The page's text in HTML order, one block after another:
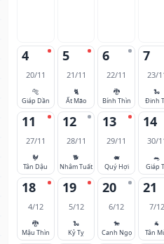
4
20/11
🐅
Giáp Dần
5
21/11
🐈
Ất Mão
6
22/11
🐉
Bính Thìn
7
23/
🐍
Đinh
11
27/11
🐓
Tân Dậu
12
28/11
🐕
Nhâm Tuất
13
29/11
🐖
Quý Hợi
14
30/
🐀
Giáp
18
4/12
🐉
Mậu Thìn
19
5/12
🐍
Kỷ Tỵ
20
6/12
🐎
Canh Ngọ
21
7/12
🐐
Tân